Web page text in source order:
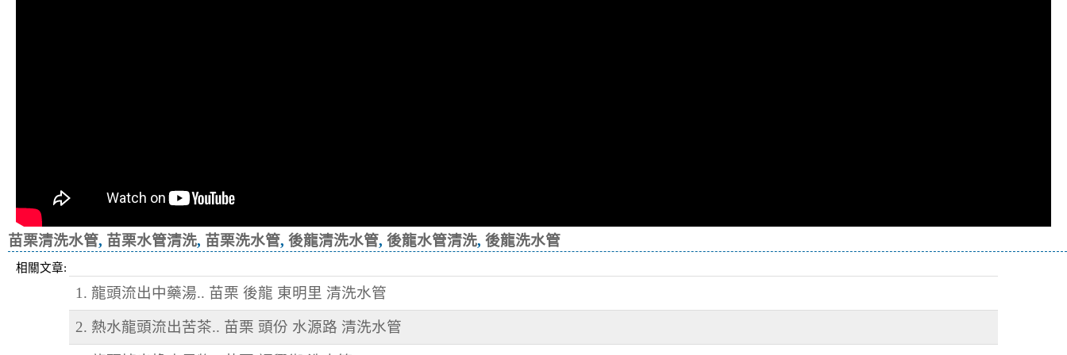
苗栗清洗水管, 苗栗水管清洗, 苗栗洗水管, 後龍清洗水管, 後龍水管清洗, 後龍洗水管
相關文章:
1. 龍頭流出中藥湯.. 苗栗 後龍 東明里 清洗水管
2. 熱水龍頭流出苦茶.. 苗栗 頭份 水源路 清洗水管